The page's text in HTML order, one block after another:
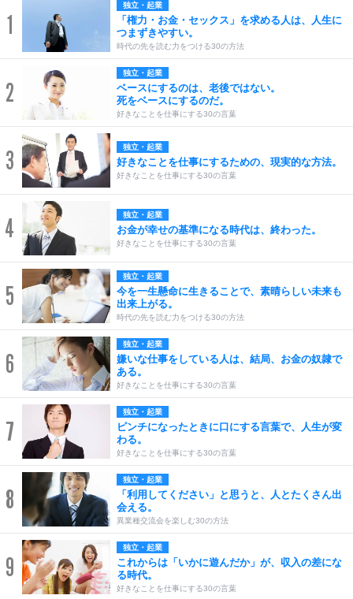
1
独立・起業
「権力・お金・セックス」を求める人は、人生に
つまずきやすい。
時代の先を読む力をつける30の方法
2
独立・起業
ベースにするのは、老後ではない。
死をベースにするのだ。
好きなことを仕事にする30の言葉
3 独立・起業
好きなことを仕事にするための、現実的な方法。
好きなことを仕事にする30の言葉
4 独立・起業
お金が幸せの基準になる時代は、終わった。
好きなことを仕事にする30の言葉
5
独立・起業
今を一生懸命に生きることで、素晴らしい未来も
出来上がる。
時代の先を読む力をつける30の方法
6
独立・起業
嫌いな仕事をしている人は、結局、お金の奴隷で
ある。
好きなことを仕事にする30の言葉
7
独立・起業
ピンチになったときに口にする言葉で、人生が変
わる。
好きなことを仕事にする30の言葉
8
独立・起業
「利用してください」と思うと、人とたくさん出
会える。
異業種交流会を楽しむ30の方法
9
独立・起業
これからは「いかに遊んだか」が、収入の差にな
る時代。
好きなことを仕事にする30の言葉